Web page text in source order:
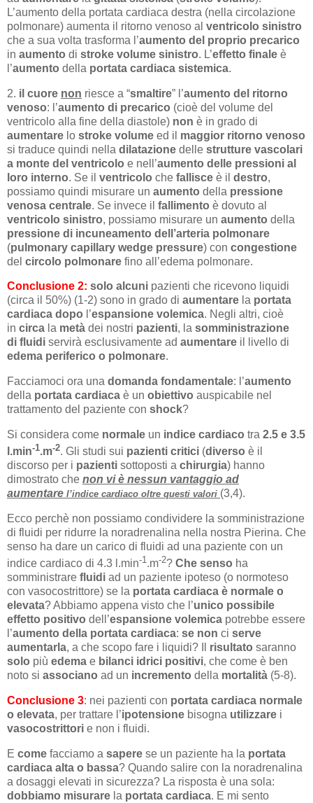
L’aumento della portata cardiaca destra (nella circolazione
polmonare) aumenta il ritorno venoso al ventricolo sinistro
che a sua volta trasforma l’aumento del proprio precarico
in aumento di stroke volume sinistro. L’effetto finale è
l’aumento della portata cardiaca sistemica.
2. il cuore non riesce a “smaltire” l’aumento del ritorno
venoso: l’aumento di precarico (cioè del volume del
ventricolo alla fine della diastole) non è in grado di
aumentare lo stroke volume ed il maggior ritorno venoso
si traduce quindi nella dilatazione delle strutture vascolari
a monte del ventricolo e nell’aumento delle pressioni al
loro interno. Se il ventricolo che fallisce è il destro,
possiamo quindi misurare un aumento della pressione
venosa centrale. Se invece il fallimento è dovuto al
ventricolo sinistro, possiamo misurare un aumento della
pressione di incuneamento dell’arteria polmonare
(pulmonary capillary wedge pressure) con congestione
del circolo polmonare fino all’edema polmonare.
Conclusione 2: solo alcuni pazienti che ricevono liquidi
(circa il 50%) (1-2) sono in grado di aumentare la portata
cardiaca dopo l’espansione volemica. Negli altri, cioè
in circa la metà dei nostri pazienti, la somministrazione
di fluidi servirà esclusivamente ad aumentare il livello di
edema periferico o polmonare.
Facciamoci ora una domanda fondamentale: l’aumento
della portata cardiaca è un obiettivo auspicabile nel
trattamento del paziente con shock?
Si considera come normale un indice cardiaco tra 2.5 e 3.5
l.min-1.m-2. Gli studi sui pazienti critici (diverso è il
discorso per i pazienti sottoposti a chirurgia) hanno
dimostrato che non vi è nessun vantaggio ad
aumentare l’indice cardiaco oltre questi valori (3,4).
Ecco perchè non possiamo condividere la somministrazione
di fluidi per ridurre la noradrenalina nella nostra Pierina. Che
senso ha dare un carico di fluidi ad una paziente con un
indice cardiaco di 4.3 l.min-1.m-2? Che senso ha
somministrare fluidi ad un paziente ipoteso (o normoteso
con vasocostrittore) se la portata cardiaca è normale o
elevata? Abbiamo appena visto che l’unico possibile
effetto positivo dell’espansione volemica potrebbe essere
l’aumento della portata cardiaca: se non ci serve
aumentarla, a che scopo fare i liquidi? Il risultato saranno
solo più edema e bilanci idrici positivi, che come è ben
noto si associano ad un incremento della mortalità (5-8).
Conclusione 3: nei pazienti con portata cardiaca normale
o elevata, per trattare l’ipotensione bisogna utilizzare i
vasocostrittori e non i fluidi.
E come facciamo a sapere se un paziente ha la portata
cardiaca alta o bassa? Quando salire con la noradrenalina
a dosaggi elevati in sicurezza? La risposta è una sola:
dobbiamo misurare la portata cardiaca. E mi sento